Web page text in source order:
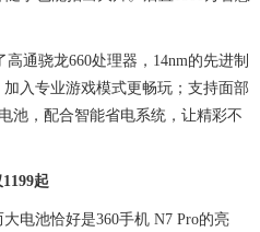
通骁龙660处理器，14nm的先进制
入专业游戏模式更畅玩；支持面部
池，配合智能省电系统，让精彩不
起
电池恰好是360手机 N7 Pro的亮